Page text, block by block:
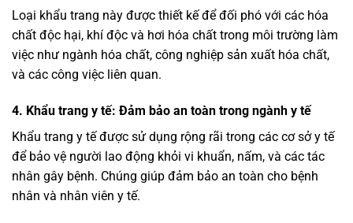
Loại khẩu trang này được thiết kế để đối phó với các hóa
chất độc hại, khí độc và hơi hóa chất trong môi trường làm
việc như ngành hóa chất, công nghiệp sản xuất hóa chất,
và các công việc liên quan.
4. Khẩu trang y tế: Đảm bảo an toàn trong ngành y tế
Khẩu trang y tế được sử dụng rộng rãi trong các cơ sở y tế
để bảo vệ người lao động khỏi vi khuẩn, nấm, và các tác
nhân gây bệnh. Chúng giúp đảm bảo an toàn cho bệnh
nhân và nhân viên y tế.